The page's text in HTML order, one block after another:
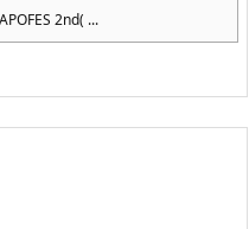
2nd( ...